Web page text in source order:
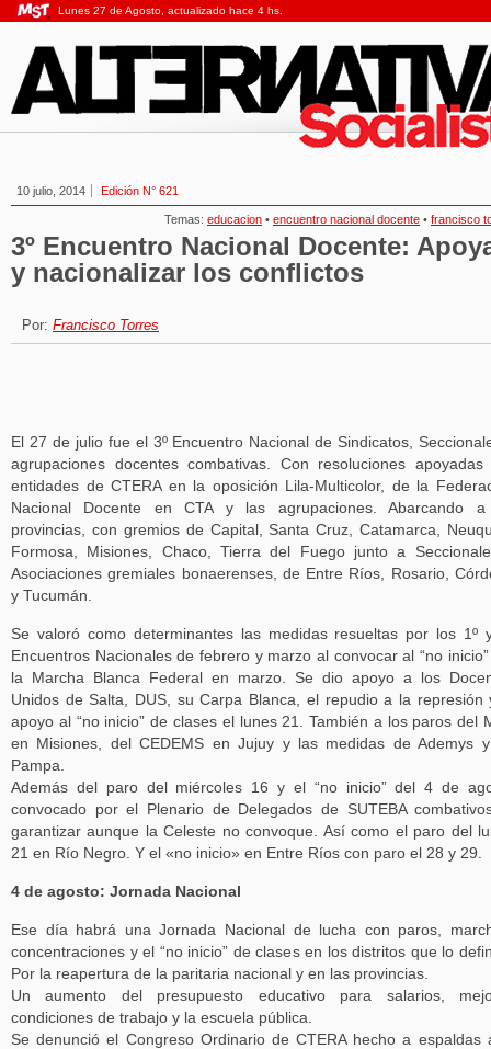
Lunes 27 de Agosto, actualizado hace 4 hs.
10 julio, 2014 Edición N° 621
Temas: educacion • encuentro nacional docente • francisco
3º Encuentro Nacional Docente:
y nacionalizar los conflictos
Por: Francisco Torres
El 27 de julio fue el 3º Encuentro Nacional de Sindicatos,
agrupaciones docentes combativas. Con resoluciones apoyadas
entidades de CTERA en la oposición Lila-Multicolor, de la
Nacional Docente en CTA y las agrupaciones. Abarcando
provincias, con gremios de Capital, Santa Cruz, Catamarca,
Formosa, Misiones, Chaco, Tierra del Fuego junto a
Asociaciones gremiales bonaerenses, de Entre Ríos, Rosario,
y Tucumán.
Se valoró como determinantes las medidas resueltas por los 1º
Encuentros Nacionales de febrero y marzo al convocar al “no
la Marcha Blanca Federal en marzo. Se dio apoyo a los
Unidos de Salta, DUS, su Carpa Blanca, el repudio a la represión
apoyo al “no inicio” de clases el lunes 21. También a los paros del
en Misiones, del CEDEMS en Jujuy y las medidas de Ademys
Pampa.
Además del paro del miércoles 16 y el “no inicio” del 4 de
convocado por el Plenario de Delegados de SUTEBA
garantizar aunque la Celeste no convoque. Así como el paro del
21 en Río Negro. Y el «no inicio» en Entre Ríos con paro el 28 y 29.
4 de agosto: Jornada Nacional
Ese día habrá una Jornada Nacional de lucha con paros,
concentraciones y el “no inicio” de clases en los distritos que lo
Por la reapertura de la paritaria nacional y en las provincias.
Un aumento del presupuesto educativo para salarios,
condiciones de trabajo y la escuela pública.
Se denunció el Congreso Ordinario de CTERA hecho a espaldas